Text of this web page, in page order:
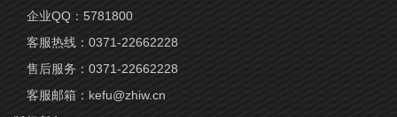
企业QQ： 5781800
客服热线： 0371-22662228
售后服务： 0371-22662228
客服邮箱： kefu@zhiw.cn